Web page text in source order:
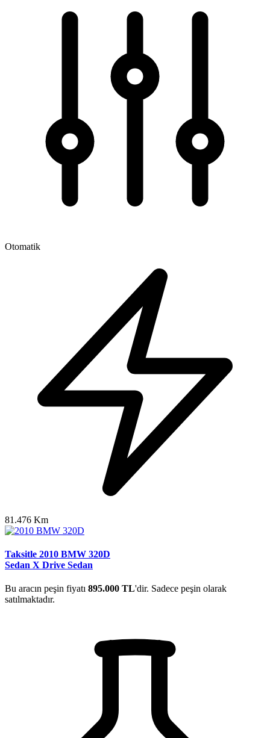
Otomatik
81.476 Km
Taksitle 2010 BMW 320D
Sedan X Drive Sedan
Bu aracın peşin fiyatı 895.000 TL'dir. Sadece peşin olarak
satılmaktadır.